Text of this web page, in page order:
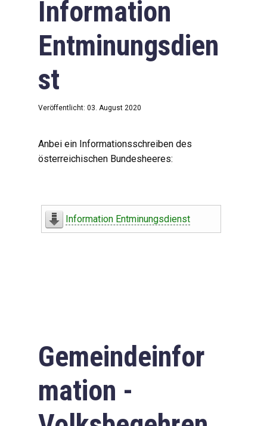
Information
Entminungsdien
st
Veröffentlicht: 03. August 2020
Anbei ein Informationsschreiben des
österreichischen Bundesheeres:
Information Entminungsdienst
Gemeindeinfor
mation -